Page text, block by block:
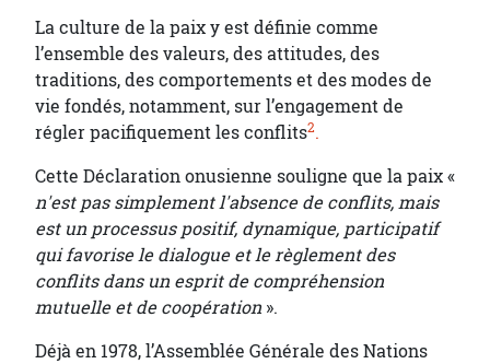
La culture de la paix y est définie comme
l’ensemble des valeurs, des attitudes, des
traditions, des comportements et des modes de
vie fondés, notamment, sur l’engagement de
régler pacifiquement les conflits2.
Cette Déclaration onusienne souligne que la paix «
n'est pas simplement l'absence de conflits, mais
est un processus positif, dynamique, participatif
qui favorise le dialogue et le règlement des
conflits dans un esprit de compréhension
mutuelle et de coopération ».
Déjà en 1978, l’Assemblée Générale des Nations